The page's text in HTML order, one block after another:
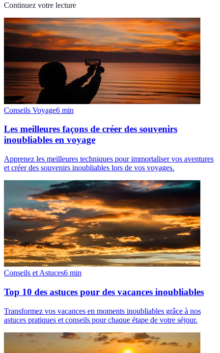
Continuez votre lecture
Conseils Voyage6 min
Les meilleures façons de créer des souvenirs
inoubliables en voyage
Apprenez les meilleures techniques pour immortaliser vos aventures
et créer des souvenirs inoubliables lors de vos voyages.
Conseils et Astuces6 min
Top 10 des astuces pour des vacances inoubliables
Transformez vos vacances en moments inoubliables grâce à nos
astuces pratiques et conseils pour chaque étape de votre séjour.